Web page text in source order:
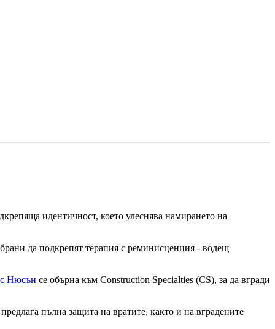
идентичност, което улеснява намирането на
да подкрепят терапия с реминисценция - водещ
Нюсън се обърна към Construction Specialties (CS), за да вгради
пълна защита на вратите, както и на вградените